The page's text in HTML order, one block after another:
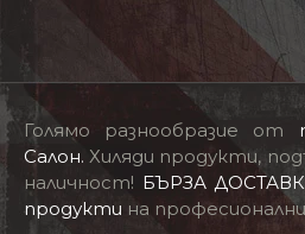
Голямо разнообразие от
Салон.Хиляди продукти,
наличност! БЪРЗА
продукти на